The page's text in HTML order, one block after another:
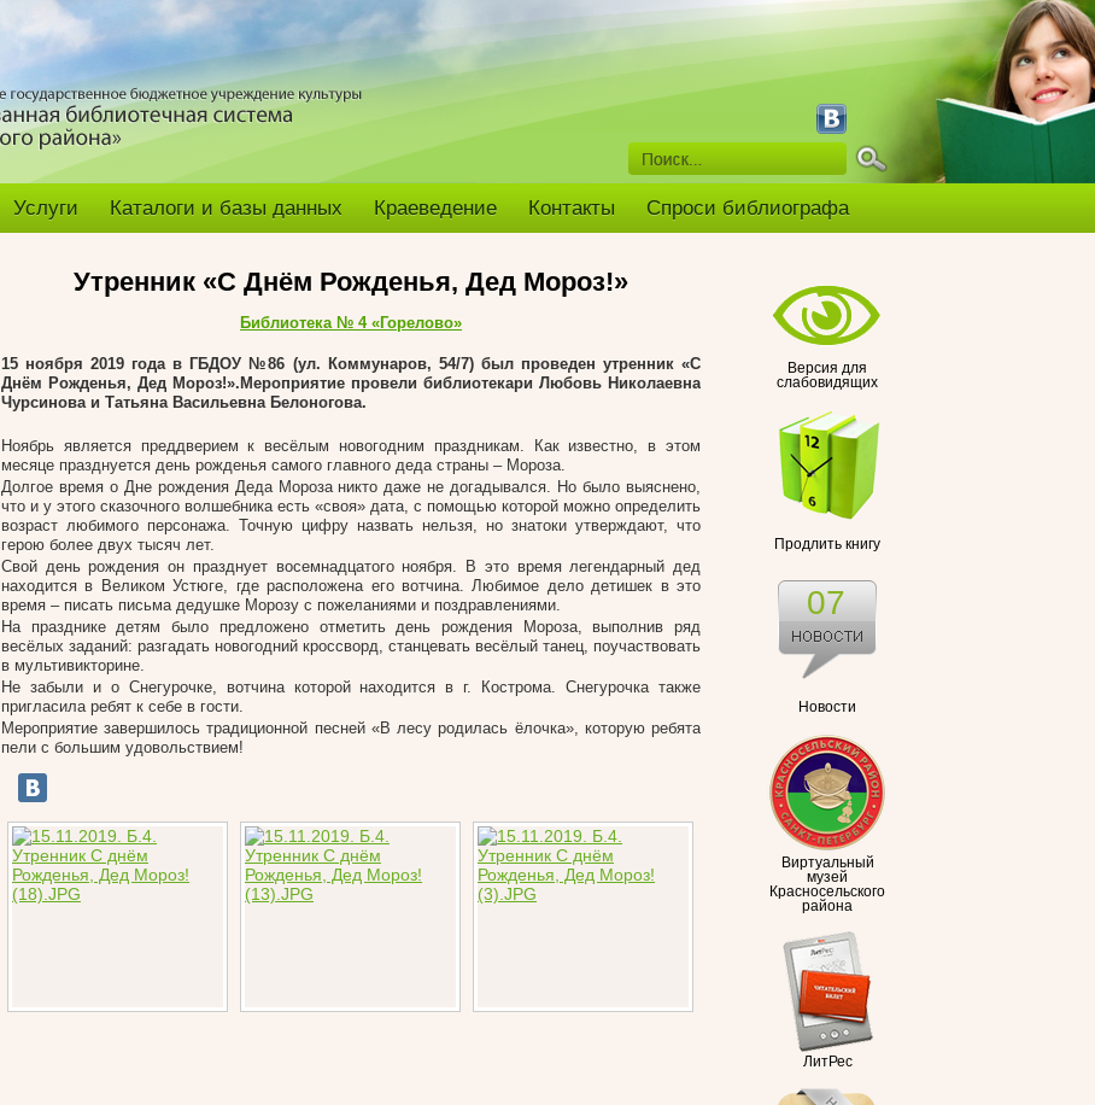
Услуги Каталоги и базы данных Краеведение Контакты Спроси библиографа
Версия для
слабовидящих
Продлить книгу
Новости
07
Виртуальный
музей
Красносельского
района
ЛитРес
Утренник «С Днём Рожденья, Дед Мороз!»
Библиотека № 4 «Горелово»
15 ноября 2019 года в ГБДОУ №86 (ул. Коммунаров, 54/7) был проведен утренник «С
Днём Рожденья, Дед Мороз!». Мероприятие провели библиотекари Любовь Николаевна
Чурсинова и Татьяна Васильевна Белоногова.
Ноябрь является преддверием к весёлым новогодним праздникам. Как известно, в этом
месяце празднуется день рожденья самого главного деда страны – Мороза.
Долгое время о Дне рождения Деда Мороза никто даже не догадывался. Но было выяснено,
что и у этого сказочного волшебника есть «своя» дата, с помощью которой можно определить
возраст любимого персонажа. Точную цифру назвать нельзя, но знатоки утверждают, что
герою более двух тысяч лет.
Свой день рождения он празднует восемнадцатого ноября. В это время легендарный дед
находится в Великом Устюге, где расположена его вотчина. Любимое дело детишек в это
время – писать письма дедушке Морозу с пожеланиями и поздравлениями.
На празднике детям было предложено отметить день рождения Мороза, выполнив ряд
весёлых заданий: разгадать новогодний кроссворд, станцевать весёлый танец, поучаствовать
в мультивикторине.
Не забыли и о Снегурочке, вотчина которой находится в г. Кострома. Снегурочка также
пригласила ребят к себе в гости.
Мероприятие завершилось традиционной песней «В лесу родилась ёлочка», которую ребята
пели с большим удовольствием!